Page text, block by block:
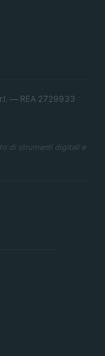
— REA 2729933
di strumenti digitali e